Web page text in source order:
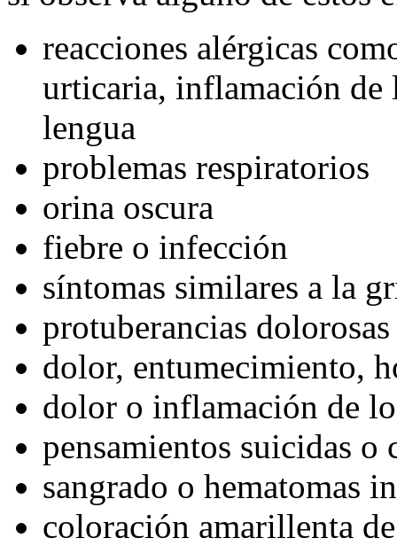
reacciones alérgicas
urticaria, inflamación de
lengua
problemas respiratorios
orina oscura
fiebre o infección
síntomas similares a la
protuberancias
dolor, entumecimiento,
dolor o inflamación de
pensamientos suicidas o
sangrado o hematomas
coloración amarillenta